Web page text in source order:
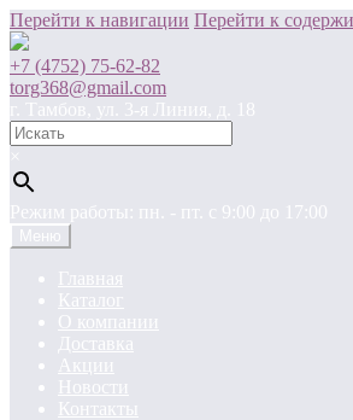
Перейти к навигации Перейти к
+7 (4752) 75-62-82
torg368@gmail.com
г. Тамбов, ул. 3-я Линия, д. 18
×
Режим работы: пн. - пт. c 9:00 до 17:00
Меню
Главная
Каталог
О компании
Доставка
Акции
Новости
Контакты